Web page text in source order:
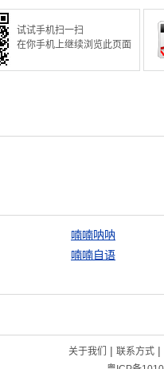
试试手机扫一扫
在你手机上继续浏览此页面
喃喃呐呐
喃喃自语
关于我们 | 联系方式|